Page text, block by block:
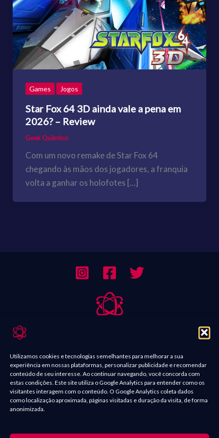
Utilizamos cookies e tecnologias semelhantes para melhorar a sua
experiência em nossas plataformas, personalizar publicidade e recomendar
conteúdo de seu interesse. Ao continuar navegando, você concorda com
estas condições. Este site utiliza o Google Analytics para entender como os
visitantes interagem com o conteúdo. O Google Analytics coleta dados
como localização aproximada, páginas visitadas e duração da visita, de forma
anonimizada.
Games Jogos
Star Fox 64 3D ainda vale a pena em
2026? – Review
Geek Quântico
Com um novo remake de Star Fox 64
chegando às mãos dos jogadores, a franquia
volta a ganhar os holofotes […]
Contato
Política de Comentários
Política de Privacidade
Termos e condições